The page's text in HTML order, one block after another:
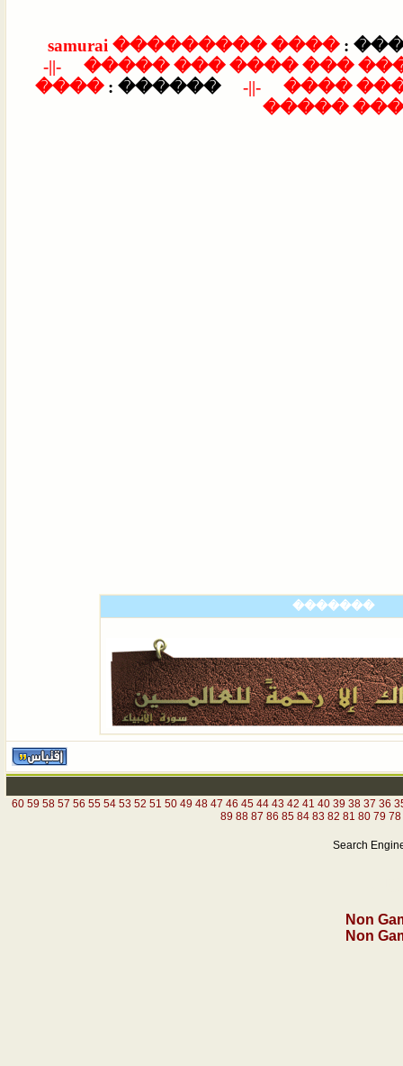
���
���� ��������� samurai
���� ������ ������
-||-
-||-
������ :
����
��� �����
�������
36
37
38
39
40
41
42
43
44
45
46
47
48
49
50
51
52
53
54
55
56
57
58
59
60
78
79
80
81
82
83
84
85
86
87
88
89
Search
Non
Non